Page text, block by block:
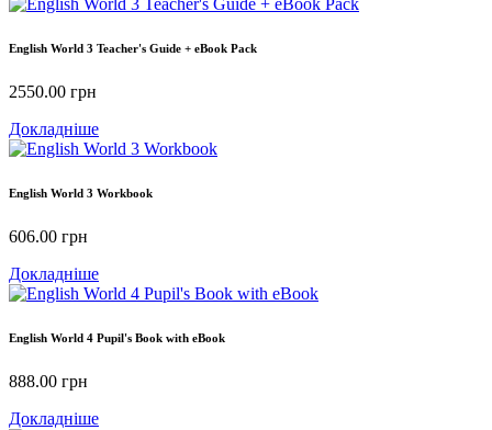
English World 3 Teacher's Guide + eBook Pack
2550.00 грн
Докладніше
English World 3 Workbook
606.00 грн
Докладніше
English World 4 Pupil's Book with eBook
888.00 грн
Докладніше